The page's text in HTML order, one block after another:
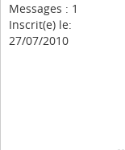
Messages : 1
Inscrit(e) le:
27/07/2010